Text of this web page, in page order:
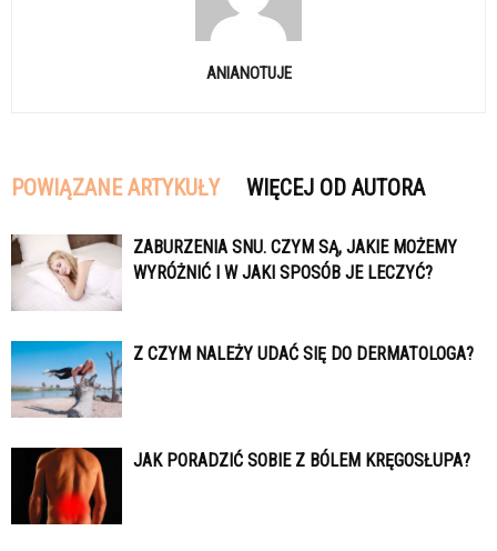
ANIANOTUJE
POWIĄZANE ARTYKUŁY WIĘCEJ OD AUTORA
ZABURZENIA SNU. CZYM SĄ, JAKIE MOŻEMY
WYRÓŻNIĆ I W JAKI SPOSÓB JE LECZYĆ?
Z CZYM NALEŻY UDAĆ SIĘ DO DERMATOLOGA?
JAK PORADZIĆ SOBIE Z BÓLEM KRĘGOSŁUPA?